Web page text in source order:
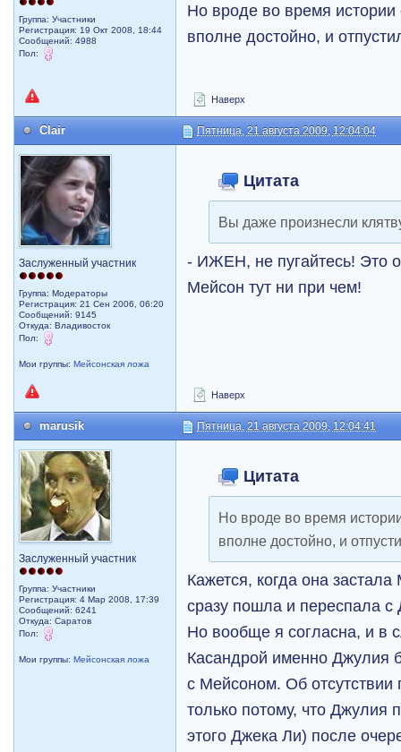
Группа: Участники
Регистрация: 19 Окт 2008, 18:44
Сообщений: 4988
Пол:
Но вроде во время
вполне достойно, и
Наверх
Clair Пятница, 21 августа 2009, 12:04:04
Заслуженный участник
Группа: Модераторы
Регистрация: 21 Сен 2006, 06:20
Сообщений: 9145
Откуда: Владивосток
Пол:
Мои группы:Мейсонская ложа
Цитата
Вы даже произнесли
- ИЖЕН, не пугайтесь! Это
Мейсон тут ни при чем!
Наверх
marusik Пятница, 21 августа 2009, 12:04:41
Заслуженный участник
Группа: Участники
Регистрация: 4 Мар 2008, 17:39
Сообщений: 6241
Откуда: Саратов
Пол:
Мои группы:Мейсонская ложа
Цитата
Но вроде во время
вполне достойно, и
Кажется, когда она
сразу пошла и переспала
Но вообще я согласна, и в
Касандрой именно Джулия
с Мейсоном. Об отсутствии
только потому, что
этого Джека Ли) после